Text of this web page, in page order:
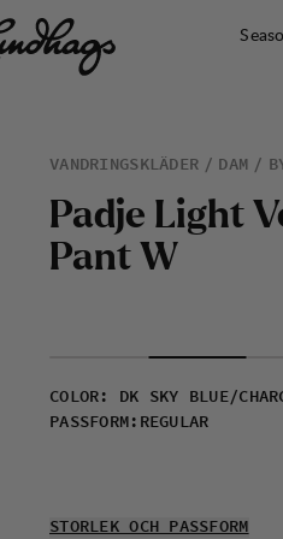
VANDRINGSKLÄDER DAM
Padje Light V
Pant W
COLOR :
DK SKY BLUE/
PASSFORM : REGULAR
STORLEK OCH PASSFORM